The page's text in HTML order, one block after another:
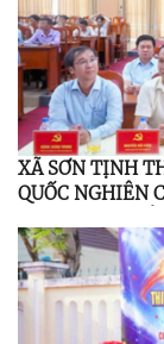
XÃ SƠN TỊNH
QUỐC NGHIÊN
BAN CHẤP